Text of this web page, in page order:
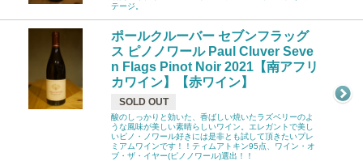
テージ。
ポールクルーバー セブンフラッグ
ス ピノノワール Paul Cluver Seve
n Flags Pinot Noir 2021【南アフリ
カワイン】【赤ワイン】
SOLD OUT
酸のしっかりと効いた、香ばしい焼いたラズベリーのよ
うな風味が美しい素晴らしいワイン。エレガントで美し
いピノ・ノワール好きには是非とも試して頂きたいプレ
ミアムワインです！！ティムアトキン95点、ワイン・オ
ブ・ザ・イヤー(ピノノワール)選出！！